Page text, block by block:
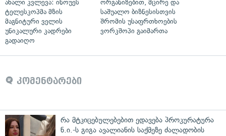
ახალი კვლევა: ინოუეს
ტელესკოპმა მზის
მაგნიტური ველის
უნიკალური კადრები
გადაიღო
ორგანიზებით, მცირე და
საშუალო ბიზნესისთვის
შრომის უსაფრთხოების
ვორკშოპი გაიმართა
კომენტარები
რა მტკიცებულებებით ედავება პროკურატურა
ნ.ი.-ს გიგა ავალიანის საქმეზე ძალადობის